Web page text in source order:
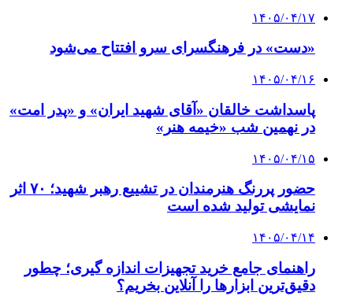
۱۴۰۵/۰۴/۱۷
«دست» در فرهنگسرای سرو افتتاح می‌شود
۱۴۰۵/۰۴/۱۶
پاسداشت خالقان «آقای شهید ایران» و «پدر امت»
در نهمین شب «خیمه هنر»
۱۴۰۵/۰۴/۱۵
حضور پررنگ هنرمندان در تشییع رهبر شهید؛ ۷۰ اثر
نمایشی تولید شده است
۱۴۰۵/۰۴/۱۴
راهنمای جامع خرید تجهیزات اندازه گیری؛ چطور
دقیق‌ترین ابزارها را آنلاین بخریم؟